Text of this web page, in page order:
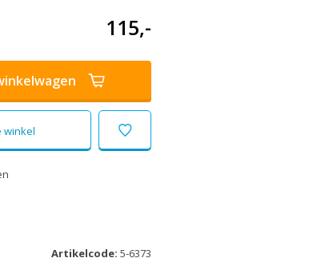
115,-
winkel
Artikelcode: 5-6373